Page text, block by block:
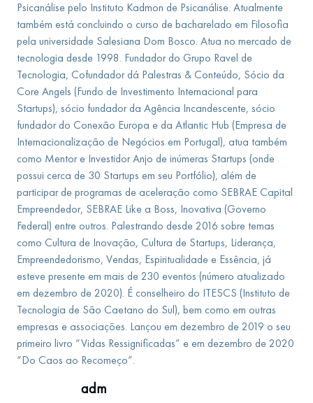
Psicanálise pelo Instituto Kadmon de Psicanálise. Atualmente
também está concluindo o curso de bacharelado em Filosofia
pela universidade Salesiana Dom Bosco. Atua no mercado de
tecnologia desde 1998. Fundador do Grupo Ravel de
Tecnologia, Cofundador dá Palestras & Conteúdo, Sócio da
Core Angels (Fundo de Investimento Internacional para
Startups), sócio fundador da Agência Incandescente, sócio
fundador do Conexão Europa e da Atlantic Hub (Empresa de
Internacionalização de Negócios em Portugal), atua também
como Mentor e Investidor Anjo de inúmeras Startups (onde
possui cerca de 30 Startups em seu Portfólio), além de
participar de programas de aceleração como SEBRAE Capital
Empreendedor, SEBRAE Like a Boss, Inovativa (Governo
Federal) entre outros. Palestrando desde 2016 sobre temas
como Cultura de Inovação, Cultura de Startups, Liderança,
Empreendedorismo, Vendas, Espiritualidade e Essência, já
esteve presente em mais de 230 eventos (número atualizado
em dezembro de 2020). É conselheiro do ITESCS (Instituto de
Tecnologia de São Caetano do Sul), bem como em outras
empresas e associações. Lançou em dezembro de 2019 o seu
primeiro livro “Vidas Ressignificadas” e em dezembro de 2020
“Do Caos ao Recomeço”.
adm